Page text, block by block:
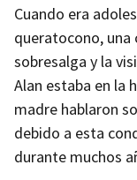
Cuando era
queratocono, una
sobresalga y la
Alan estaba en la
madre hablaron
debido a esta
durante muchos